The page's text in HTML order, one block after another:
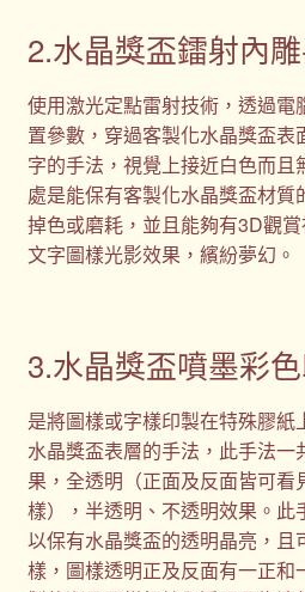
2.水晶獎盃鐳射內
使用激光定點雷射技術，透過電
置參數，穿過客製化水晶獎盃
字的手法，視覺上接近白色而
處是能保有客製化水晶獎盃材
掉色或磨耗，並且能夠有3D觀
文字圖樣光影效果，繽紛夢幻。
3.水晶獎盃噴墨彩
是將圖樣或字樣印製在特殊膠紙
水晶獎盃表層的手法，此手法一
果，全透明（正面及反面皆可看
樣），半透明、不透明效果。此
以保有水晶獎盃的透明晶亮，且
樣，圖樣透明正及反面有一正和